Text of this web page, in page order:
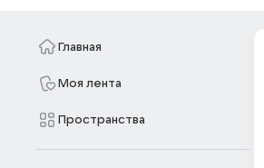
Главная
Моя лента
Пространства